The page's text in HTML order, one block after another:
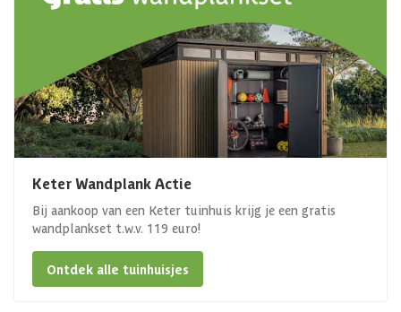
Keter Wandplank Actie
Bij aankoop van een Keter tuinhuis krijg je een gratis
wandplankset t.w.v. 119 euro!
Ontdek alle tuinhuisjes